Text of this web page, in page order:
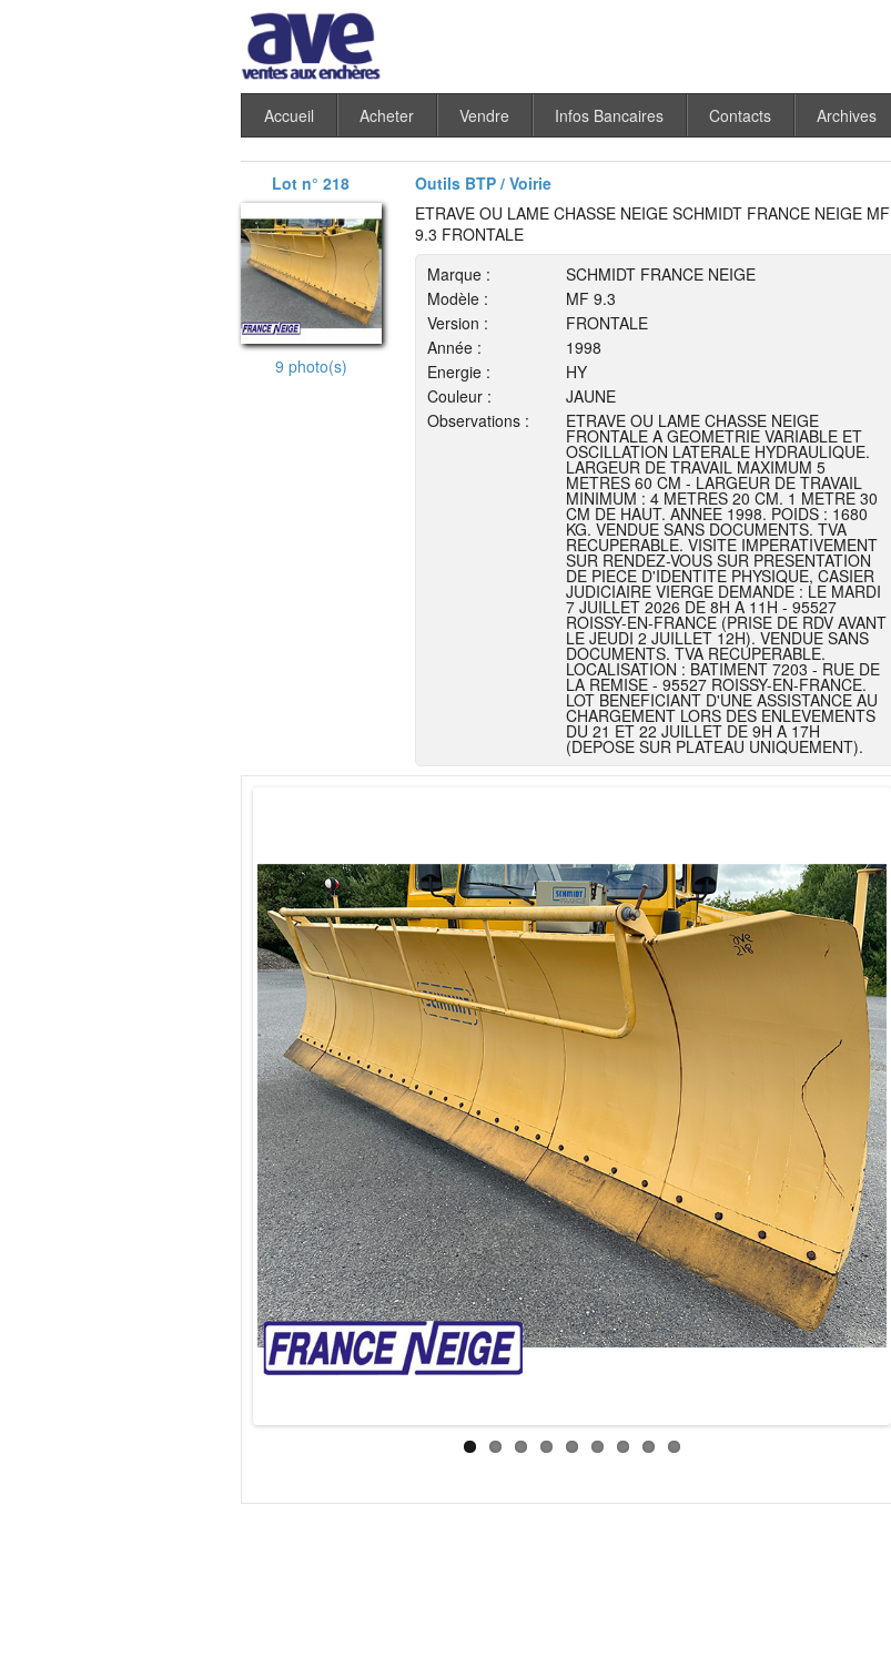
Accueil Acheter Vendre Infos Bancaires Contacts Archives
Lot n° 218 Outils BTP / Voirie
9 photo(s)
ETRAVE OU LAME CHASSE NEIGE SCHMIDT FRANCE NEIGE MF
9.3 FRONTALE
Marque :
SCHMIDT FRANCE NEIGE
Modèle :
MF 9.3
Version :
FRONTALE
Année :
1998
Energie :
HY
Couleur :
JAUNE
Observations :
ETRAVE OU LAME CHASSE NEIGE
FRONTALE A GEOMETRIE VARIABLE ET
OSCILLATION LATERALE HYDRAULIQUE.
LARGEUR DE TRAVAIL MAXIMUM 5
METRES 60 CM - LARGEUR DE TRAVAIL
MINIMUM : 4 METRES 20 CM. 1 METRE 30
CM DE HAUT. ANNEE 1998. POIDS : 1680
KG. VENDUE SANS DOCUMENTS. TVA
RECUPERABLE. VISITE IMPERATIVEMENT
SUR RENDEZ-VOUS SUR PRESENTATION
DE PIECE D'IDENTITE PHYSIQUE, CASIER
JUDICIAIRE VIERGE DEMANDE : LE MARDI
7 JUILLET 2026 DE 8H A 11H - 95527
ROISSY-EN-FRANCE (PRISE DE RDV AVANT
LE JEUDI 2 JUILLET 12H). VENDUE SANS
DOCUMENTS. TVA RECUPERABLE.
LOCALISATION : BATIMENT 7203 - RUE DE
LA REMISE - 95527 ROISSY-EN-FRANCE.
LOT BENEFICIANT D'UNE ASSISTANCE AU
CHARGEMENT LORS DES ENLEVEMENTS
DU 21 ET 22 JUILLET DE 9H A 17H
(DEPOSE SUR PLATEAU UNIQUEMENT).